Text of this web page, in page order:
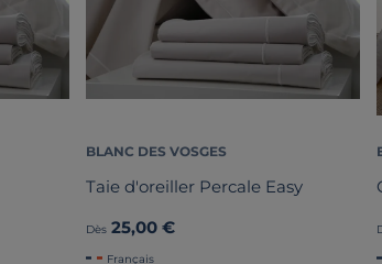
BLANC DES VOSGES
Taie d'oreiller Percale Easy
Dès 25,00 €
Français